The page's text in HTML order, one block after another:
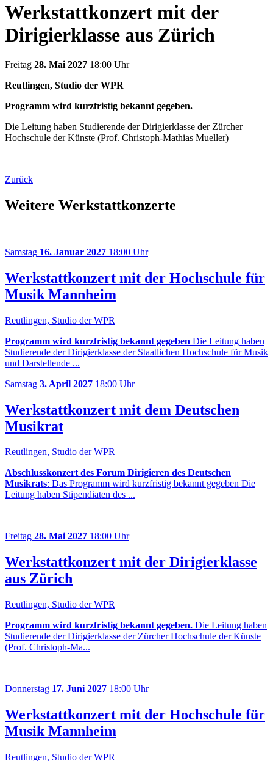
Werkstattkonzert mit der
Dirigierklasse aus Zürich
Freitag 28. Mai 2027 18:00 Uhr
Reutlingen, Studio der WPR
Programm wird kurzfristig bekannt gegeben.
Die Leitung haben Studierende der Dirigierklasse der Zürcher
Hochschule der Künste (Prof. Christoph-Mathias Mueller)
Zurück
Weitere Werkstattkonzerte
Samstag 16. Januar 2027 18:00 Uhr
Werkstattkonzert mit der Hochschule für
Musik Mannheim
Reutlingen, Studio der WPR
Programm wird kurzfristig bekannt gegeben Die Leitung haben
Studierende der Dirigierklasse der Staatlichen Hochschule für Musik
und Darstellende ...
Samstag 3. April 2027 18:00 Uhr
Werkstattkonzert mit dem Deutschen
Musikrat
Reutlingen, Studio der WPR
Abschlusskonzert des Forum Dirigieren des Deutschen
Musikrats: Das Programm wird kurzfristig bekannt gegeben Die
Leitung haben Stipendiaten des ...
Freitag 28. Mai 2027 18:00 Uhr
Werkstattkonzert mit der Dirigierklasse
aus Zürich
Reutlingen, Studio der WPR
Programm wird kurzfristig bekannt gegeben. Die Leitung haben
Studierende der Dirigierklasse der Zürcher Hochschule der Künste
(Prof. Christoph-Ma...
Donnerstag 17. Juni 2027 18:00 Uhr
Werkstattkonzert mit der Hochschule für
Musik Mannheim
Reutlingen, Studio der WPR